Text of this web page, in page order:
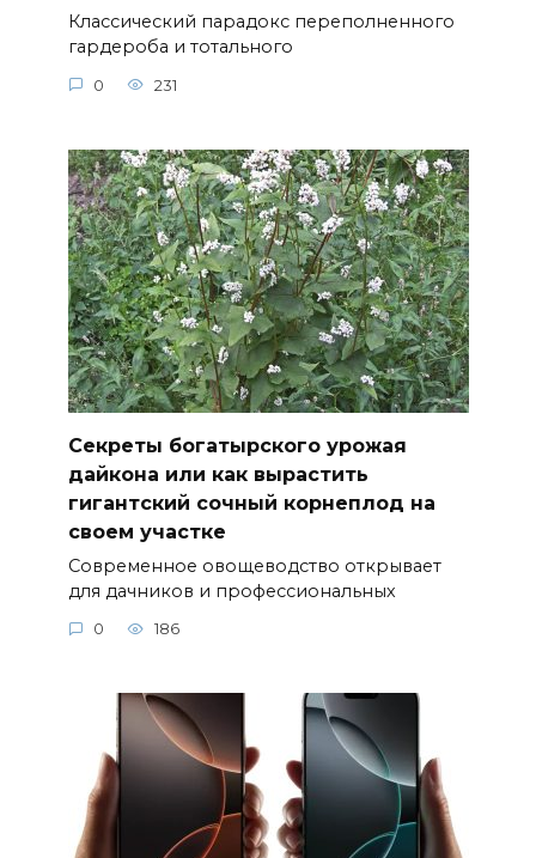
Классический парадокс переполненного
гардероба и тотального
0 231
Секреты богатырского урожая
дайкона или как вырастить
гигантский сочный корнеплод на
своем участке
Современное овощеводство открывает
для дачников и профессиональных
0 186